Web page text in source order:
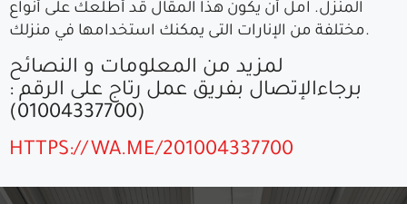
المنزل. آمل أن يكون هذا المقال قد أطلعك على أنواع
مختلفة من الإنارات التى يمكنك استخدامها في منزلك.
لمزيد من المعلومات و النصائح
برجاءالإتصال بفريق عمل رتاج على الرقم :
(01004337700)
HTTPS://WA.ME/201004337700